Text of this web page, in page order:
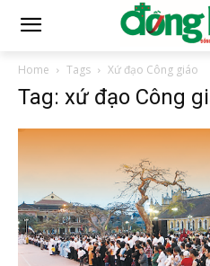
Home Tags Xứ đạo Công giáo
Tag: xứ đạo Công